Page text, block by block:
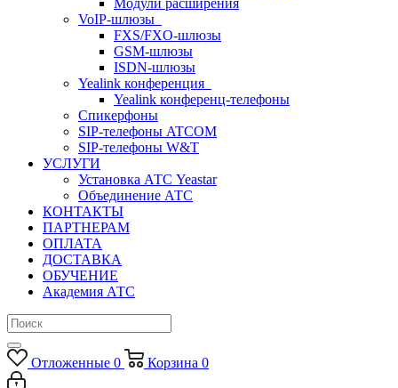
Модули расширения
VoIP-шлюзы
FXS/FXO-шлюзы
GSM-шлюзы
ISDN-шлюзы
Yealink конференция
Yealink конференц-телефоны
Спикерфоны
SIP-телефоны ATCOM
SIP-телефоны W&T
УСЛУГИ
Установка АТС Yeastar
Объединение АТС
КОНТАКТЫ
ПАРТНЕРАМ
ОПЛАТА
ДОСТАВКА
ОБУЧЕНИЕ
Академия АТС
Отложенные 0 Корзина 0